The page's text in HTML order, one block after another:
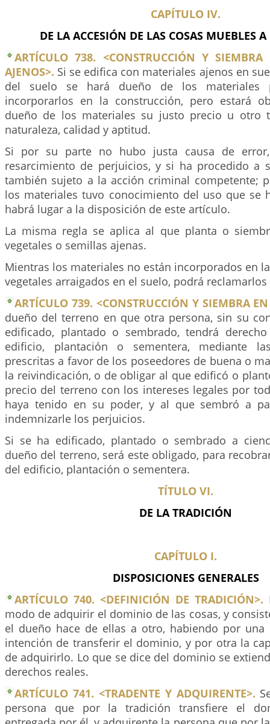
CAPÍTULO IV.
DE LA ACCESIÓN DE LAS COSAS MUEBLES
ARTÍCULO 738. <CONSTRUCCIÓN Y SIEMBRA
AJENOS>. Si se edifica con materiales ajenos en
del suelo se hará dueño de los
incorporarlos en la construcción, pero estará
dueño de los materiales su justo precio u otro
naturaleza, calidad y aptitud.
Si por su parte no hubo justa causa de
resarcimiento de perjuicios, y si ha procedido a
también sujeto a la acción criminal competente;
los materiales tuvo conocimiento del uso que se
habrá lugar a la disposición de este artículo.
La misma regla se aplica al que planta o
vegetales o semillas ajenas.
Mientras los materiales no están incorporados en
vegetales arraigados en el suelo, podrá
ARTÍCULO 739. <CONSTRUCCIÓN Y SIEMBRA
dueño del terreno en que otra persona, sin su
edificado, plantado o sembrado, tendrá
edificio, plantación o sementera, mediante
prescritas a favor de los poseedores de buena o
la reivindicación, o de obligar al que edificó o
precio del terreno con los intereses legales por
haya tenido en su poder, y al que sembró a
indemnizarle los perjuicios.
Si se ha edificado, plantado o sembrado a
dueño del terreno, será este obligado, para
del edificio, plantación o sementera.
TÍTULO VI.
DE LA TRADICIÓN
CAPÍTULO I.
DISPOSICIONES GENERALES
ARTÍCULO 740. <DEFINICIÓN DE TRADICIÓN>.
modo de adquirir el dominio de las cosas, y
el dueño hace de ellas a otro, habiendo por
intención de transferir el dominio, y por otra la
de adquirirlo. Lo que se dice del dominio se
derechos reales.
ARTÍCULO 741. <TRADENTE Y ADQUIRENTE>.
persona que por la tradición transfiere el